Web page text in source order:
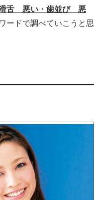
舌 悪い・歯並び 悪
ードで調べていこうと思